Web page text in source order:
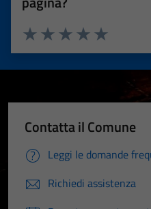
Valuta 5
Valuta 4 stelle
Valuta 3 stelle su 5
Valuta 2 stelle su 5
Valuta 1 stelle su 5
Contatta il Comune
Leggi le domande
Richiedi assistenza